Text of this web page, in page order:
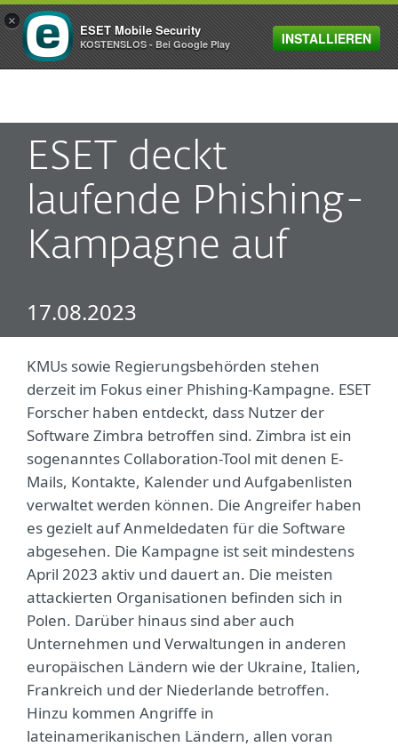
MENU
ESET deckt
laufende Phishing-
Kampagne auf
17.08.2023
KMUs sowie Regierungsbehörden stehen
derzeit im Fokus einer Phishing-Kampagne. ESET
Forscher haben entdeckt, dass Nutzer der
Software Zimbra betroffen sind. Zimbra ist ein
sogenanntes Collaboration-Tool mit denen E-
Mails, Kontakte, Kalender und Aufgabenlisten
verwaltet werden können. Die Angreifer haben
es gezielt auf Anmeldedaten für die Software
abgesehen. Die Kampagne ist seit mindestens
April 2023 aktiv und dauert an. Die meisten
attackierten Organisationen befinden sich in
Polen. Darüber hinaus sind aber auch
Unternehmen und Verwaltungen in anderen
europäischen Ländern wie der Ukraine, Italien,
Frankreich und der Niederlande betroffen.
Hinzu kommen Angriffe in
lateinamerikanischen Ländern, allen voran
×
ESET Mobile Security
KOSTENSLOS - Bei Google Play INSTALLIEREN